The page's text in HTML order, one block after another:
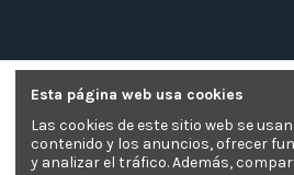
Esta página web usa cookies
Las cookies de este sitio web se
contenido y los anuncios, ofrecer
y analizar el tráfico. Además,